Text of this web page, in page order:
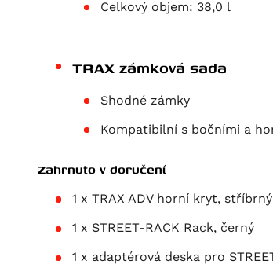
Celkový objem: 38,0 l
TRAX zámková sada
Shodné zámky
Kompatibilní s bočními a
Zahrnuto v doručení
1 x TRAX ADV horní kryt, stříbrný
1 x STREET-RACK Rack, černý
1 x adaptérová deska pro